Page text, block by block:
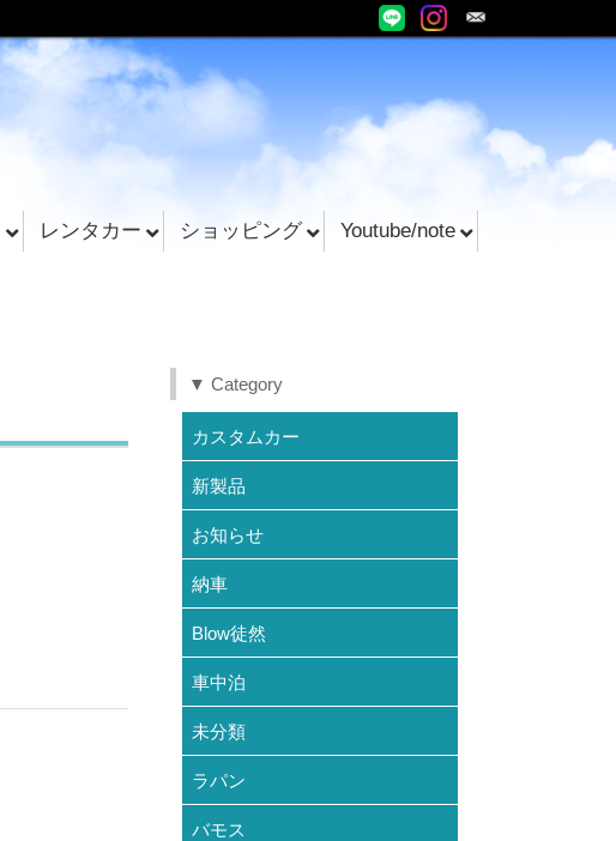
レンタカー ショッピング
Youtube/note
▼ Category
カスタムカー
新製品
お知らせ
納車
Blow徒然
車中泊
未分類
ラパン
バモス